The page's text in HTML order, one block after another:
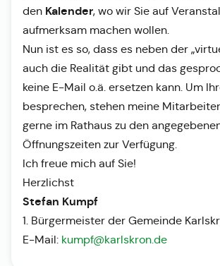
den Kalender, wo wir Sie auf
aufmerksam machen wollen.
Nun ist es so, dass es neben der
auch die Realität gibt und das
keine E-Mail o.ä. ersetzen kann. Um
besprechen, stehen meine
gerne im Rathaus zu den
Öffnungszeiten zur Verfügung.
Ich freue mich auf Sie!
Herzlichst
Stefan Kumpf
1. Bürgermeister der Gemeinde
E-Mail: kumpf@karlskron.de